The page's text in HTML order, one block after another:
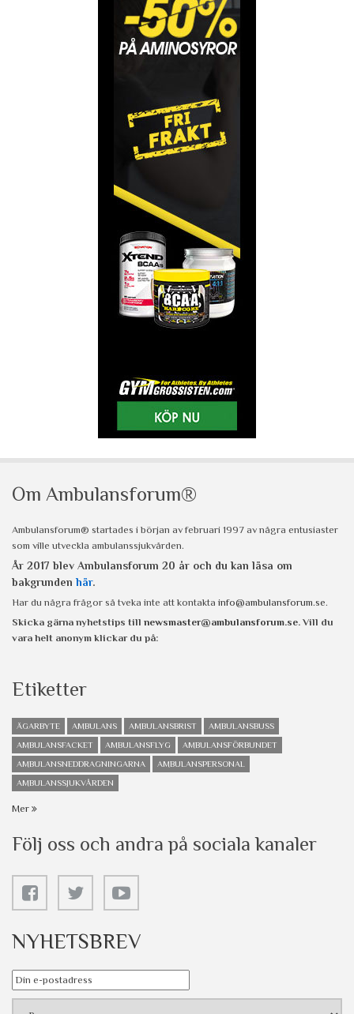
Om Ambulansforum®
Ambulansforum® startades i början av februari 1997 av några entusiaster
som ville utveckla ambulanssjukvården.
År 2017 blev Ambulansforum 20 år och du kan läsa om
bakgrunden här.
Har du några frågor så tveka inte att kontakta info@ambulansforum.se.
Skicka gärna nyhetstips till newsmaster@ambulansforum.se. Vill du
vara helt anonym klickar du på:
Etiketter
ÄGARBYTE AMBULANS AMBULANSBRIST
AMBULANSBUSS
AMBULANSFACKET
AMBULANSFLYG
AMBULANSFÖRBUNDET
AMBULANSNEDDRAGNINGARNA
AMBULANSPERSONAL
AMBULANSSJUKVÅRDEN
Mer
Följ oss och andra på sociala kanaler
NYHETSBREV